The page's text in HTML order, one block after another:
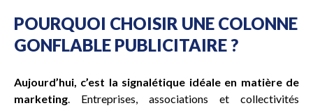
POURQUOI CHOISIR UNE COLONNE
GONFLABLE PUBLICITAIRE ?
Aujourd’hui, c’est la signalétique idéale en matière de
marketing. Entreprises, associations et collectivités